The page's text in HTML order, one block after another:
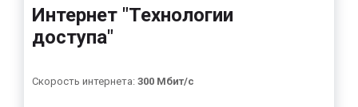
Интернет "Технологии
доступа"
Скорость интернета: 300 Мбит/с